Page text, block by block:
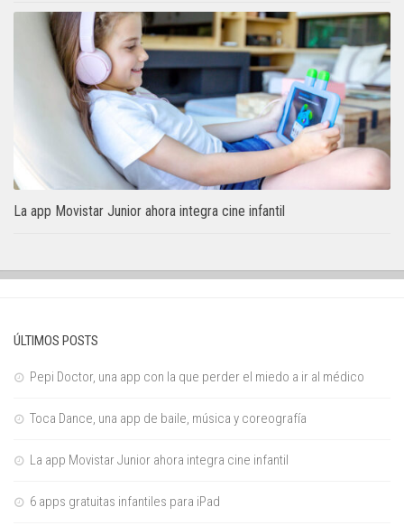
La app Movistar Junior ahora integra cine infantil
ÚLTIMOS POSTS
Pepi Doctor, una app con la que perder el miedo a ir al médico
Toca Dance, una app de baile, música y coreografía
La app Movistar Junior ahora integra cine infantil
6 apps gratuitas infantiles para iPad